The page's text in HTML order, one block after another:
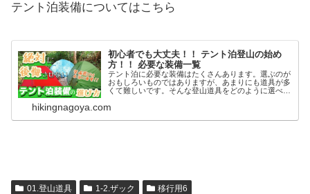
テント泊装備についてはこちら
初心者でも大丈夫！！ テント泊登山の始め
方！！ 必要な装備一覧
テント泊に必要な装備はたくさんあります。選ぶのが
おもしろいものではありますが、あまりにも道具が多
くて難しいです。そんな登山道具をどのように選べば
い。
hikingnagoya.com
01.登山道具 1-2.ザック 移行用6